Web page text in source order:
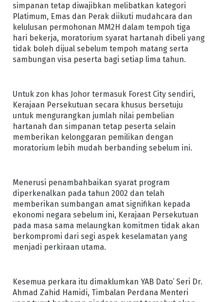
simpanan tetap diwajibkan melibatkan kategori
Platimum, Emas dan Perak diikuti mudahcara dan
kelulusan permohonan MM2H dalam tempoh tiga
hari bekerja, moratorium syarat hartanah dibeli yang
tidak boleh dijual sebelum tempoh matang serta
sambungan visa peserta bagi setiap lima tahun.
Untuk zon khas Johor termasuk Forest City sendiri,
Kerajaan Persekutuan secara khusus bersetuju
untuk mengurangkan jumlah nilai pembelian
hartanah dan simpanan tetap peserta selain
memberikan kelonggaran pemilikan dengan
moratorium lebih mudah berbanding sebelum ini.
Menerusi penambahbaikan syarat program
diperkenalkan pada tahun 2002 dan telah
memberikan sumbangan amat signifikan kepada
ekonomi negara sebelum ini, Kerajaan Persekutuan
pada masa sama melaungkan komitmen tidak akan
berkompromi dari segi aspek keselamatan yang
menjadi perkiraan utama.
Kesemua perkara itu dimaklumkan YAB Dato’ Seri Dr.
Ahmad Zahid Hamidi, Timbalan Perdana Menteri